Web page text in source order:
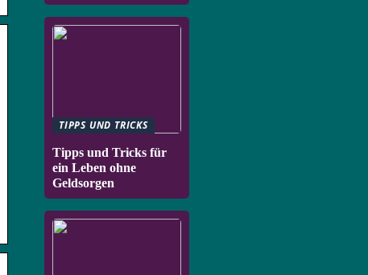
TIPPS UND TRICKS
Tipps und Tricks für
ein Leben ohne
Geldsorgen